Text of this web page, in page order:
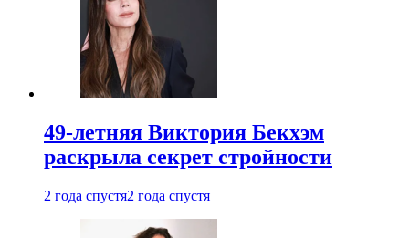
49-летняя Виктория Бекхэм
раскрыла секрет стройности
2 года спустя2 года спустя